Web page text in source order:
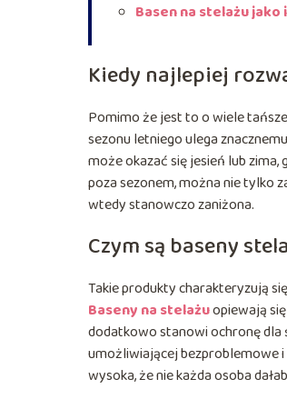
Basen na stelażu
Kiedy najlepiej
Pomimo że jest to o wiele
sezonu letniego ulega
może okazać się jesień lub
poza sezonem, można nie tylko
wtedy stanowczo zaniżona.
Czym są baseny
Takie produkty charakteryzują
Baseny na stelażuopiewają
dodatkowo stanowi ochronę dla
umożliwiającej bezproblemowe
wysoka, że nie każda osoba